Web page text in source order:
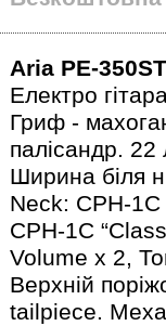
Aria PE-
Електро
Гриф -
палісандр. 22
Ширина біля
Neck: CPH-
CPH-1C
Volume x 2,
Верхній
tailpiece.